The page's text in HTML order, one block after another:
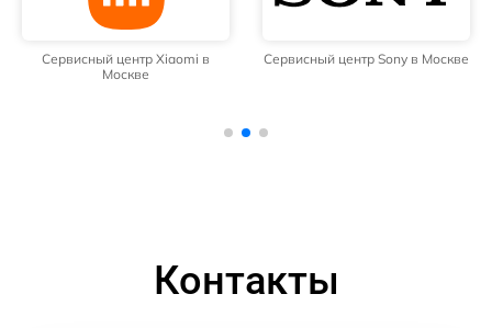
Сервисный центр Xiaomi в
Москве
Сервисный центр Sony в Москве
Контакты